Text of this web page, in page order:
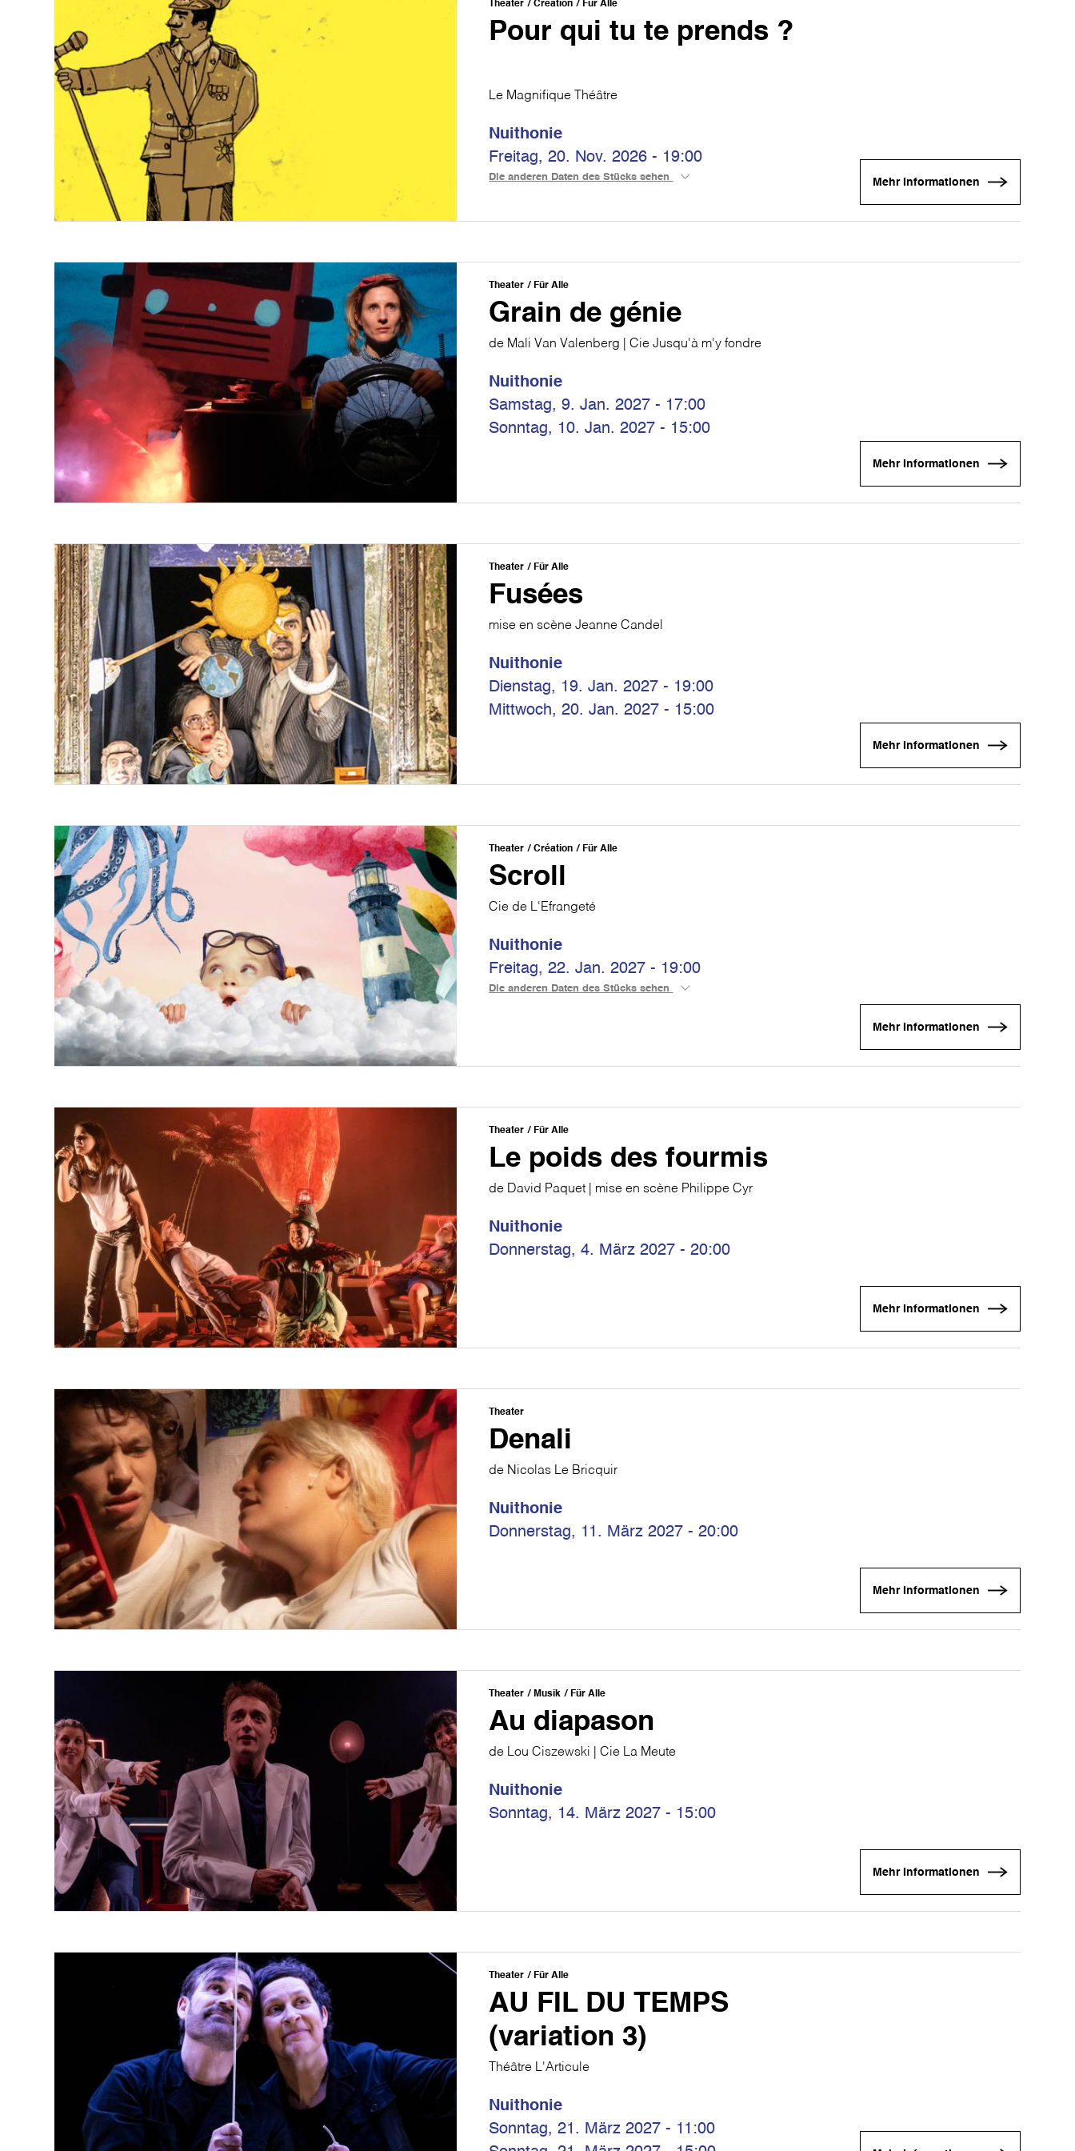
Theater Création Für Alle
Pour qui tu te prends ?
Le Magnifique Théâtre
Nuithonie
Freitag, 20. Nov. 2026 - 19:00
Die anderen Daten des Stücks sehen Mehr Informationen
Theater Für Alle
Grain de génie
de Mali Van Valenberg | Cie Jusqu'à m'y fondre
Nuithonie
Samstag, 9. Jan. 2027 - 17:00
Sonntag, 10. Jan. 2027 - 15:00
Mehr Informationen
Theater Für Alle
Fusées
mise en scène Jeanne Candel
Nuithonie
Dienstag, 19. Jan. 2027 - 19:00
Mittwoch, 20. Jan. 2027 - 15:00
Mehr Informationen
Theater Création Für Alle
Scroll
Cie de L'Efrangeté
Nuithonie
Freitag, 22. Jan. 2027 - 19:00
Die anderen Daten des Stücks sehen
Mehr Informationen
Theater Für Alle
Le poids des fourmis
de David Paquet | mise en scène Philippe Cyr
Nuithonie
Donnerstag, 4. März 2027 - 20:00
Mehr Informationen
Theater
Denali
de Nicolas Le Bricquir
Nuithonie
Donnerstag, 11. März 2027 - 20:00
Mehr Informationen
Theater Musik Für Alle
Au diapason
de Lou Ciszewski | Cie La Meute
Nuithonie
Sonntag, 14. März 2027 - 15:00
Mehr Informationen
Theater Für Alle
AU FIL DU TEMPS
(variation 3)
Théâtre L'Articule
Nuithonie
Sonntag, 21. März 2027 - 11:00